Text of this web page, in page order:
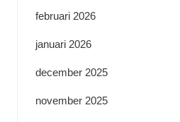
februari 2026
januari 2026
december 2025
november 2025